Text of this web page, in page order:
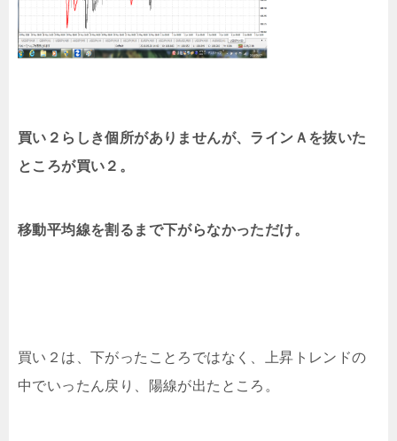
買い２らしき個所がありませんが、ラインＡを抜いた
ところが買い２。
移動平均線を割るまで下がらなかっただけ。
買い２は、下がったことろではなく、上昇トレンドの
中でいったん戻り、陽線が出たところ。